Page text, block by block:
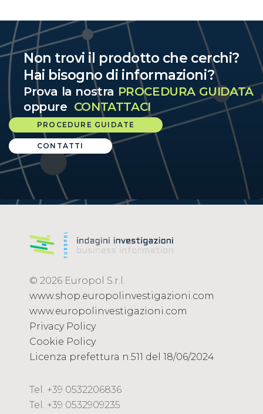
Non trovi il prodotto che cerchi?
Hai bisogno di informazioni?
Prova la nostra PROCEDURA GUIDATA
oppure CONTATTACI
PROCEDURE GUIDATE
CONTATTI
© 2026 Europol S.r.l.
www.shop.europolinvestigazioni.com
www.europolinvestigazioni.com
Privacy Policy
Cookie Policy
Licenza prefettura n.511 del 18/06/2024
Tel. +39 0532206836
Tel. +39 0532909235